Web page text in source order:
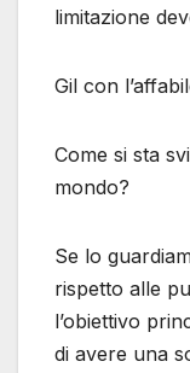
limitazione
Gil con
Come si sta
mondo?
Se lo
rispetto alle
l’obiettivo
di avere una